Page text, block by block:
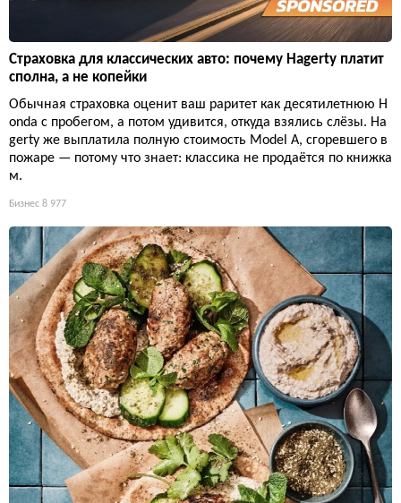
Страховка для классических авто: почему Hagerty платит
сполна, а не копейки
Обычная страховка оценит ваш раритет как десятилетнюю H
onda с пробегом, а потом удивится, откуда взялись слёзы. Ha
gerty же выплатила полную стоимость Model A, сгоревшего в
пожаре — потому что знает: классика не продаётся по книжка
м.
Бизнес 8 977